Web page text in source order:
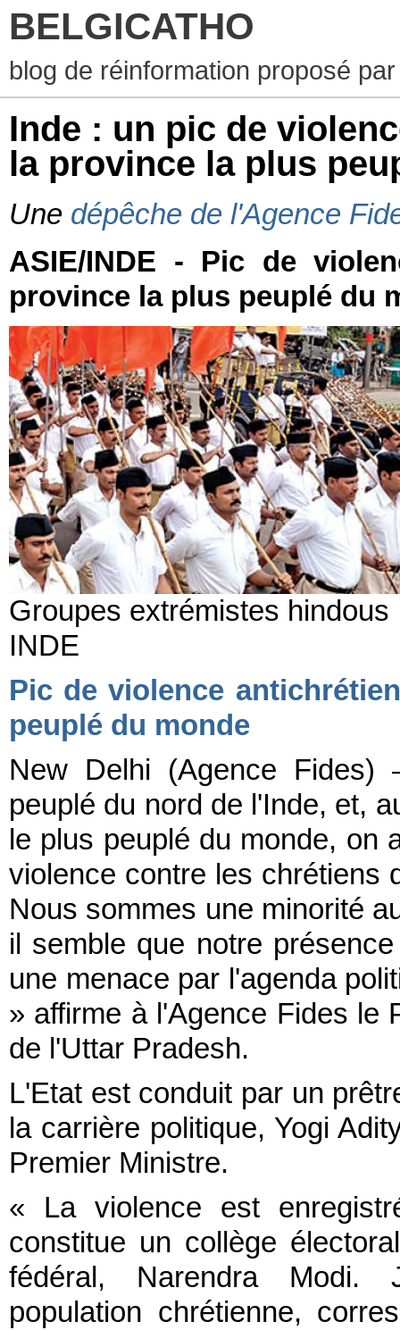
BELGICATHO
blog de réinformation proposé
Inde : un pic de
la province la plus
Une dépêche de l'Agence
ASIE/INDE - Pic de
province la plus peuplé du
Groupes extrémistes hindous
INDE
Pic de violence
peuplé du monde
New Delhi (Agence
peuplé du nord de l'Inde, et,
le plus peuplé du monde, on
violence contre les chrétiens
Nous sommes une minorité
il semble que notre
une menace par l'agenda
» affirme à l'Agence Fides le
de l'Uttar Pradesh.
L'Etat est conduit par un
la carrière politique, Yogi
Premier Ministre.
« La violence est
constitue un collège
fédéral, Narendra Modi.
population chrétienne,